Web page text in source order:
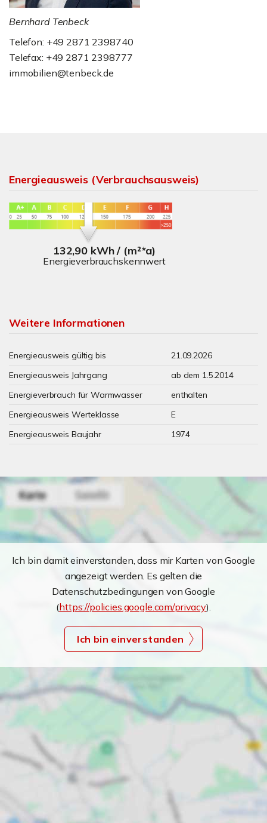
Bernhard Tenbeck
Telefon: +49 2871 2398740
Telefax: +49 2871 2398777
immobilien@tenbeck.de
Energieausweis (Verbrauchsausweis)
132,90 kWh / (m²*a)
Energieverbrauchskennwert
Weitere Informationen
Energieausweis gültig bis
21.09.2026
Energieausweis Jahrgang
ab dem 1.5.2014
Energieverbrauch für Warmwasser
enthalten
Energieausweis Werteklasse
E
Energieausweis Baujahr
1974
Ich bin damit einverstanden, dass mir Karten von Google
angezeigt werden. Es gelten die
Datenschutzbedingungen von Google
(https://policies.google.com/privacy).
Ich bin einverstanden